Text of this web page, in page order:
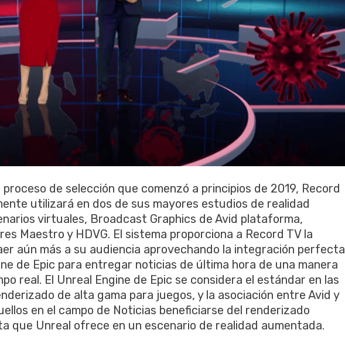
de selección que comenzó a principios de 2019, Record
utilizará en dos de sus mayores estudios de realidad
virtuales, Broadcast Graphics de Avid plataforma,
Maestro y HDVG. El sistema proporciona a Record TV la
aún más a su audiencia aprovechando la integración perfecta
de Epic para entregar noticias de última hora de una manera
real. El Unreal Engine de Epic se considera el estándar en las
de alta gama para juegos, y la asociación entre Avid y
en el campo de Noticias beneficiarse del renderizado
que Unreal ofrece en un escenario de realidad aumentada.